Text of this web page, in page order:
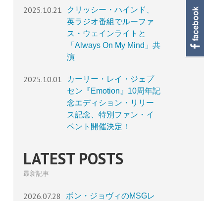
2025.10.21
クリッシー・ハインド、
英ラジオ番組でルーファ
ス・ウェインライトと
「Always On My Mind」共
演
2025.10.01
カーリー・レイ・ジェプ
セン『Emotion』10周年記
念エディション・リリー
ス記念、特別ファン・イ
ベント開催決定！
LATEST POSTS
最新記事
2026.07.28
ボン・ジョヴィのMSGレ